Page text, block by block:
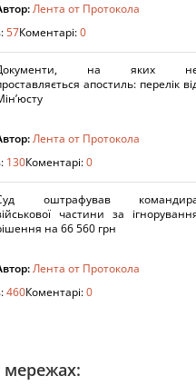
Лента от Протокола
57Коментарі:0
на яких
апостиль: перелік
Лента от Протокола
130Коментарі:0
оштрафував
частини за
на 66 560 грн
Лента от Протокола
460Коментарі:0
мережах: